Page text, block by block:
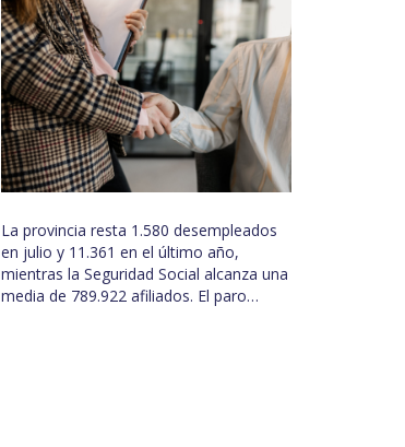
La provincia resta 1.580 desempleados
en julio y 11.361 en el último año,
mientras la Seguridad Social alcanza una
media de 789.922 afiliados. El paro…